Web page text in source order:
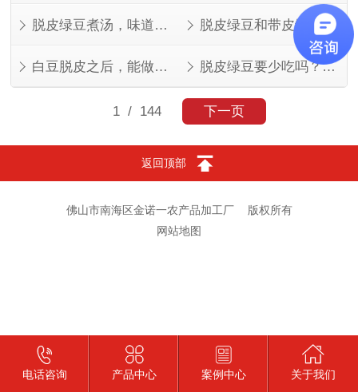
脱皮绿豆煮汤，味道其实不一样 脱皮绿豆和带皮绿豆，功效差在哪？
白豆脱皮之后，能做的菜比想象中多 脱皮绿豆要少吃吗？看人看量
1/ 144 下一页
返回顶部
佛山市南海区金诺一农产品加工厂
版权所有
网站地图
电话咨询 产品中心 案例中心 关于我们